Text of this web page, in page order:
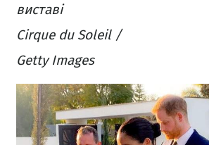
виставі
Cirque du Soleil /
Getty Images